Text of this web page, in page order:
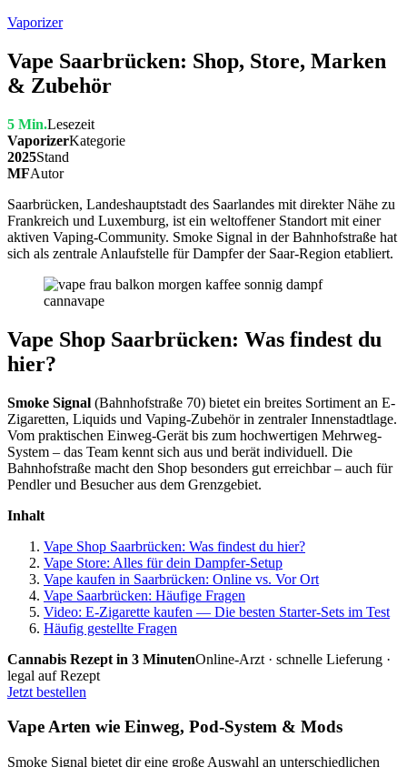
Vaporizer
Vape Saarbrücken: Shop, Store, Marken
& Zubehör
5 Min.Lesezeit
VaporizerKategorie
2025Stand
MFAutor
Saarbrücken, Landeshauptstadt des Saarlandes mit direkter Nähe zu
Frankreich und Luxemburg, ist ein weltoffener Standort mit einer
aktiven Vaping-Community. Smoke Signal in der Bahnhofstraße hat
sich als zentrale Anlaufstelle für Dampfer der Saar-Region etabliert.
Vape Shop Saarbrücken: Was findest du
hier?
Smoke Signal (Bahnhofstraße 70) bietet ein breites Sortiment an E-
Zigaretten, Liquids und Vaping-Zubehör in zentraler Innenstadtlage.
Vom praktischen Einweg-Gerät bis zum hochwertigen Mehrweg-
System – das Team kennt sich aus und berät individuell. Die
Bahnhofstraße macht den Shop besonders gut erreichbar – auch für
Pendler und Besucher aus dem Grenzgebiet.
Inhalt
Vape Shop Saarbrücken: Was findest du hier?
Vape Store: Alles für dein Dampfer-Setup
Vape kaufen in Saarbrücken: Online vs. Vor Ort
Vape Saarbrücken: Häufige Fragen
Video: E-Zigarette kaufen — Die besten Starter-Sets im Test
Häufig gestellte Fragen
Cannabis Rezept in 3 MinutenOnline-Arzt · schnelle Lieferung ·
legal auf Rezept
Jetzt bestellen
Vape Arten wie Einweg, Pod-System & Mods
Smoke Signal bietet dir eine große Auswahl an unterschiedlichen